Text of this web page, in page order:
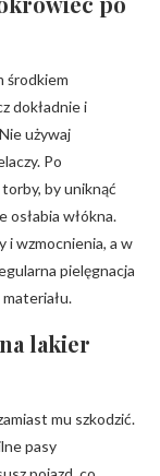
środkiem
dokładnie i
używaj
Po
by uniknąć
osłabia włókna.
i wzmocnienia, a w
pielęgnacja
lakier
mu szkodzić.
pasy